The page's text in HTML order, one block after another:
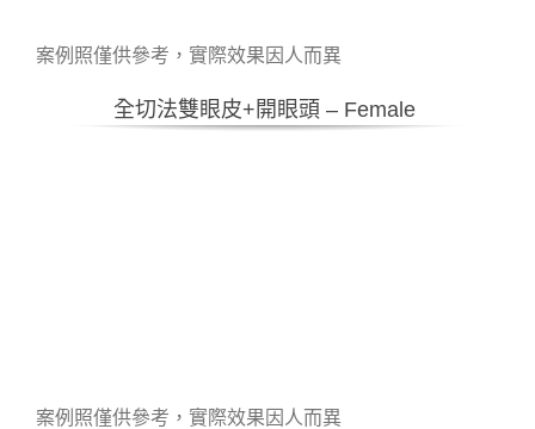
案例照僅供參考，實際效果因人而異
全切法雙眼皮+開眼頭 – Female
案例照僅供參考，實際效果因人而異